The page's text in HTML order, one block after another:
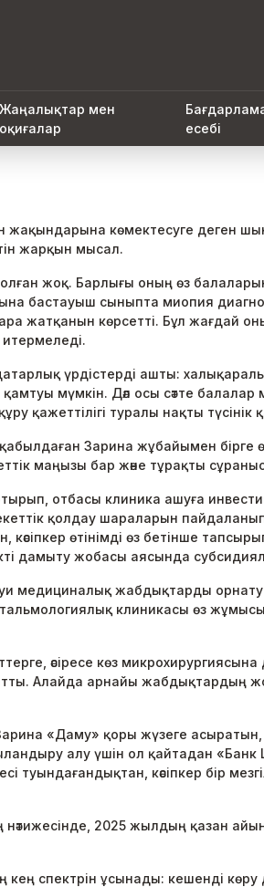
Жаңалықтар мен
оқиғалар
есебі
көмектесуге деген
жарқын мысал.
жоқ. Барлығы оның өз
бастауыш сыныпта миопия
жатқанын көрсетті. Бұл жағдай
үрдістерді ашты:
мүмкін. Дәл осы сәтте
қажеттілігі туралы нақты түсінік
Зарина жұбайымен бірге өз
маңызы бар және тұрақты
отбасы клиника ашуға
қолдау шараларын
өтінімді өз бетінше
дамыту жобасы аясында
медициналық жабдықтарды орнату
клиникасы өз
әсіресе көз
Алайда арнайы
«Даму» қоры жүзеге
алу үшін ол қайтадан
туындағандықтан, кәсіпкер бір
2025 жылдың қазан
спектрін ұсынады: кешенді көру